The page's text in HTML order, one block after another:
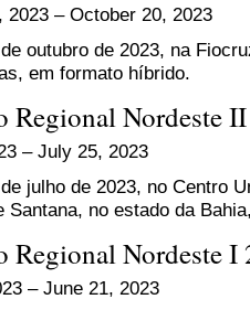
2023 – October 20, 2023
outubro de 2023, na
em formato híbrido.
Regional Nordeste
– July 25, 2023
julho de 2023, no Centro
Santana, no estado da
Regional Nordeste I
– June 21, 2023